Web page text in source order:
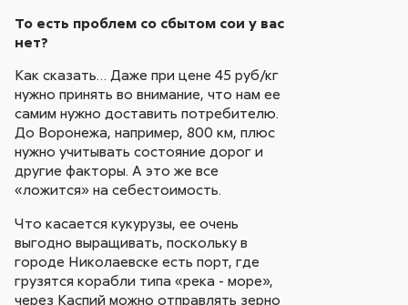
То есть проблем со сбытом сои у вас
нет?
Как сказать… Даже при цене 45 руб/кг
нужно принять во внимание, что нам ее
самим нужно доставить потребителю.
До Воронежа, например, 800 км, плюс
нужно учитывать состояние дорог и
другие факторы. А это же все
«ложится» на себестоимость.
Что касается кукурузы, ее очень
выгодно выращивать, поскольку в
городе Николаевске есть порт, где
грузятся корабли типа «река - море»,
через Каспий можно отправлять зерно